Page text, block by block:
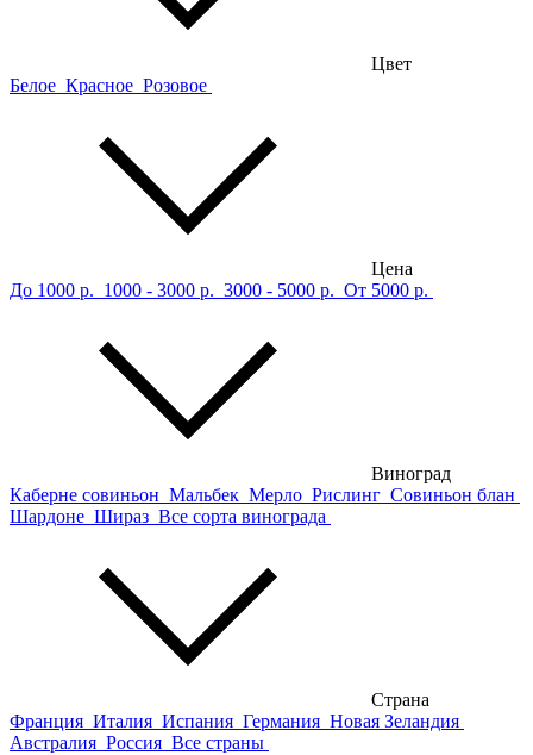
Цвет
Белое Красное Розовое
Цена
До 1000 р. 1000 - 3000 р. 3000 - 5000 р. От 5000 р.
Виноград
Каберне совиньон Мальбек Мерло Рислинг Совиньон блан
Шардоне Шираз Все сорта винограда
Страна
Франция Италия Испания Германия Новая Зеландия
Австралия Россия Все страны